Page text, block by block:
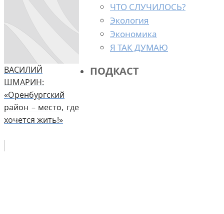
ВАСИЛИЙ
ШМАРИН:
«Оренбургский
район – место, где
хочется жить!»
ЧТО СЛУЧИЛОСЬ?
Экология
Экономика
Я ТАК ДУМАЮ
ПОДКАСТ